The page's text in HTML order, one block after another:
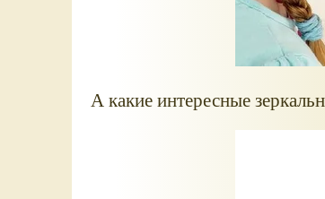
А какие интересные